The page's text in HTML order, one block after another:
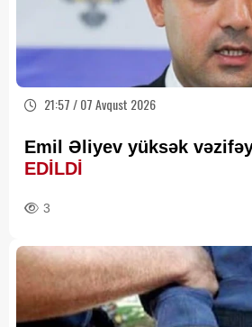
21:57 / 07 Avqust 2026
Emil Əliyev yüksək
EDİLDİ
3